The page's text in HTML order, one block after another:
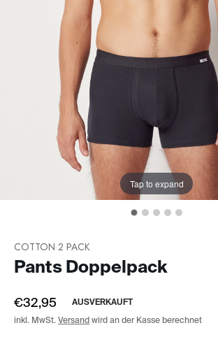
Tap to expand
COTTON 2 PACK
Pants Doppelpack
€32,95
AUSVERKAUFT
inkl. MwSt. Versand wird an der Kasse berechnet